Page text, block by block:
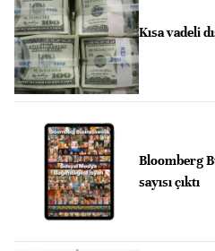
Kısa vadeli
Bloomberg
sayısı çıktı